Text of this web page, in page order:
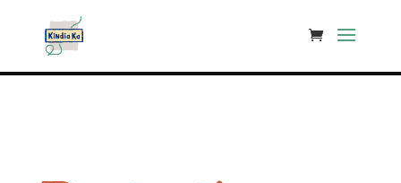
Découvrez la collection Odia sur notre nouveau site